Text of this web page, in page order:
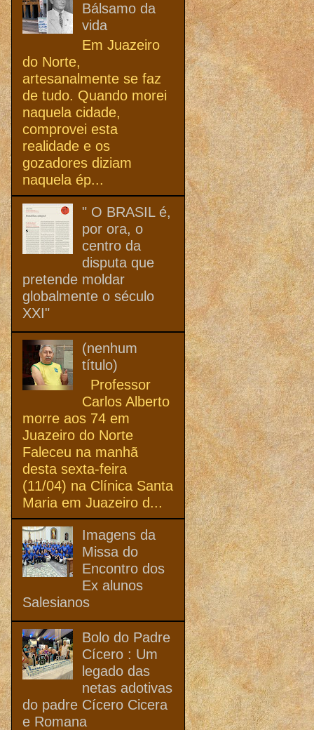
Bálsamo da
vida
Em Juazeiro
do Norte,
artesanalmente se faz
de tudo. Quando morei
naquela cidade,
comprovei esta
realidade e os
gozadores diziam
naquela ép...
" O BRASIL é,
por ora, o
centro da
disputa que
pretende moldar
globalmente o século
XXI"
(nenhum
título)
Professor
Carlos Alberto
morre aos 74 em
Juazeiro do Norte
Faleceu na manhã
desta sexta-feira
(11/04) na Clínica Santa
Maria em Juazeiro d...
Imagens da
Missa do
Encontro dos
Ex alunos
Salesianos
Bolo do Padre
Cícero : Um
legado das
netas adotivas
do padre Cícero Cicera
e Romana